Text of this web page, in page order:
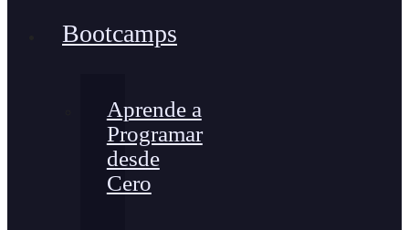
Bootcamps
Aprende a
Programar
desde
Cero